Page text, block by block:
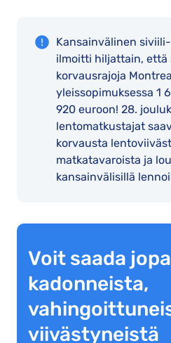
Kansainvälinen
ilmoitti hiljattain, että
korvausrajoja
yleissopimuksessa 1
920 euroon! 28.
lentomatkustajat
korvausta
matkatavaroista ja
kansainvälisillä
Voit saada
kadonneista,
viivästyneistä